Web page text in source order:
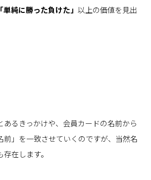
「単純に勝った負けた」 以上の価値を見出
あるきっかけや、会員カードの名前から
前」を一致させていくのですが、当然名
在します。